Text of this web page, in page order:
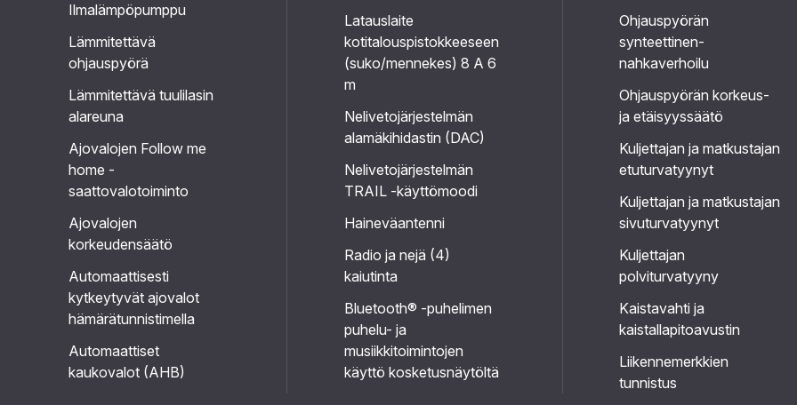
Ilmalämpöpumppu
Lämmitettävä
ohjauspyörä
Lämmitettävä tuulilasin
alareuna
Ajovalojen Follow me
home -
saattovalotoiminto
Ajovalojen
korkeudensäätö
Automaattisesti
kytkeytyvät ajovalot
hämärätunnistimella
Automaattiset
kaukovalot (AHB)
Latauslaite
kotitalouspistokkeeseen
(suko/mennekes) 8 A 6
m
Nelivetojärjestelmän
alamäkihidastin (DAC)
Nelivetojärjestelmän
TRAIL -käyttömoodi
Haineväantenni
Radio ja nejä (4)
kaiutinta
Bluetooth® -puhelimen
puhelu- ja
musiikkitoimintojen
käyttö kosketusnäytöltä
Ohjauspyörän
synteettinen-
nahkaverhoilu
Ohjauspyörän korkeus-
ja etäisyyssäätö
Kuljettajan ja matkustajan
etuturvatyynyt
Kuljettajan ja matkustajan
sivuturvatyynyt
Kuljettajan
polviturvatyyny
Kaistavahti ja
kaistallapitoavustin
Liikennemerkkien
tunnistus